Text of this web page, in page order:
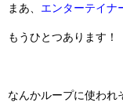
まあ、 エンターテイ
もうひとつあります！
なんかループに使われ